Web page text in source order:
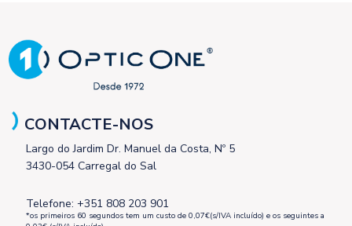
CONTACTE-NOS
Largo do Jardim Dr. Manuel da Costa, Nº 5
3430-054 Carregal do Sal
Telefone: +351 808 203 901
*os primeiros 60 segundos tem um custo de 0,07€(s/IVA incluído) e os seguintes a